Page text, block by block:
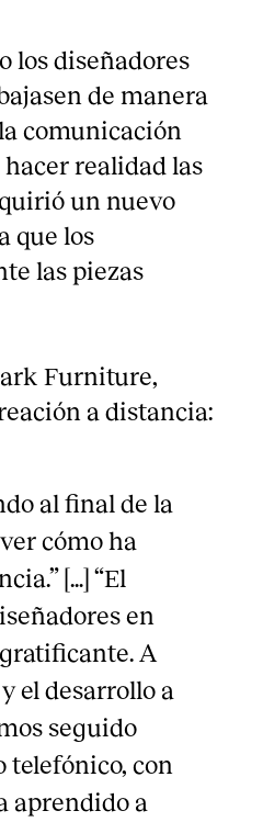
los diseñadores
de manera
comunicación
realidad las
un nuevo
que los
las piezas
Furniture,
a distancia:
al final de la
cómo ha
[…] “El
en
A
el desarrollo a
seguido
con
aprendido a